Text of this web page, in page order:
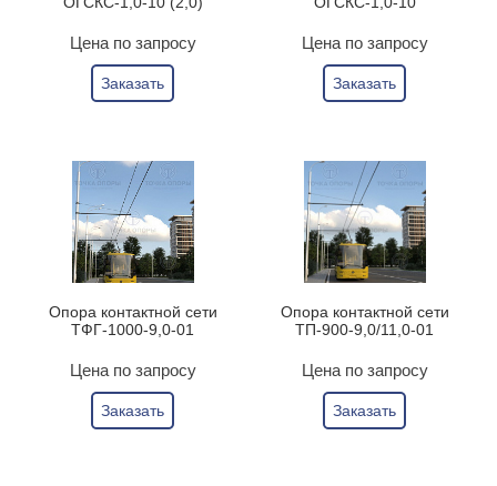
Цена по запросу
Заказать
Цена по запросу
Заказать
Опора контактной сети
ТФГ-1000-9,0-01
Цена по запросу
Заказать
Опора контактной сети
ТП-900-9,0/11,0-01
Цена по запросу
Заказать